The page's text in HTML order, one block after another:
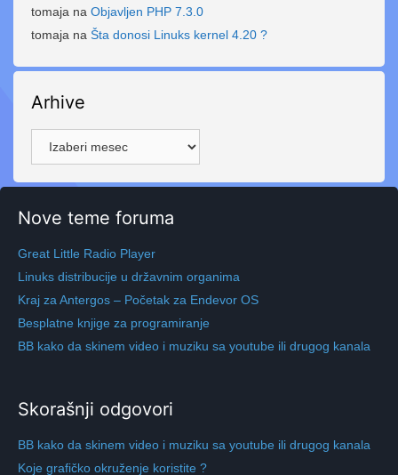
tomaja na Objavljen PHP 7.3.0
tomaja na Šta donosi Linuks kernel 4.20 ?
Arhive
Nove teme foruma
Great Little Radio Player
Linuks distribucije u državnim organima
Kraj za Antergos – Početak za Endevor OS
Besplatne knjige za programiranje
BB kako da skinem video i muziku sa youtube ili drugog kanala
Skorašnji odgovori
BB kako da skinem video i muziku sa youtube ili drugog kanala
Koje grafičko okruženje koristite ?